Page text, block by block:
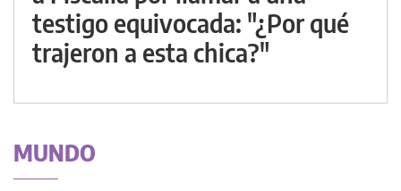
testigo equivocada: "¿Por qué
trajeron a esta chica?"
MUNDO